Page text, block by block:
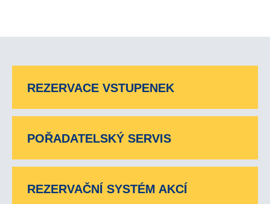
REZERVACE VSTUPENEK
POŘADATELSKÝ SERVIS
REZERVAČNÍ SYSTÉM AKCÍ